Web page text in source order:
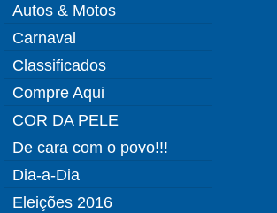
Autos & Motos
Carnaval
Classificados
Compre Aqui
COR DA PELE
De cara com o povo!!!
Dia-a-Dia
Eleições 2016